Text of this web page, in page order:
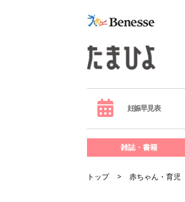
妊娠早見表
雑誌・書籍
トップ 赤ちゃん・育児